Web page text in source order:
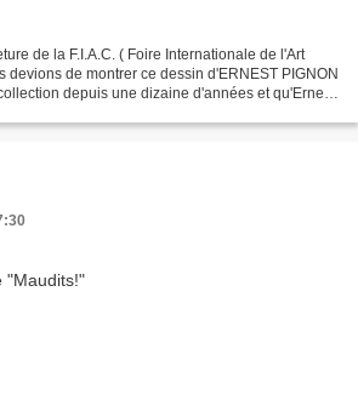
de la F.I.A.C. ( Foire Internationale de l'Art
devions de montrer ce dessin d'ERNEST PIGNON
depuis une dizaine d'années et qu'Ernest